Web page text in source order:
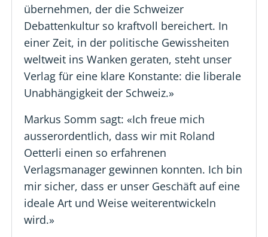
übernehmen, der die Schweizer
Debattenkultur so kraftvoll bereichert. In
einer Zeit, in der politische Gewissheiten
weltweit ins Wanken geraten, steht unser
Verlag für eine klare Konstante: die liberale
Unabhängigkeit der Schweiz.»
Markus Somm sagt: «Ich freue mich
ausserordentlich, dass wir mit Roland
Oetterli einen so erfahrenen
Verlagsmanager gewinnen konnten. Ich bin
mir sicher, dass er unser Geschäft auf eine
ideale Art und Weise weiterentwickeln
wird.»